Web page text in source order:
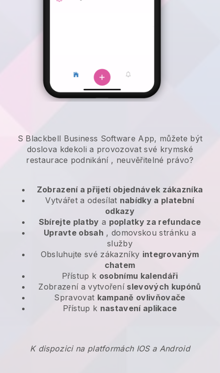
S Blackbell Business Software App, můžete být
doslova kdekoli a provozovat své krymské
restaurace podnikání, neuvěřitelné právo?
Zobrazení a přijetí objednávek zákazníka
Vytvářet a odesílat nabídky a platební
odkazy
Sbírejte platby a poplatky za refundace
Upravte obsah , domovskou stránku a
služby
Obsluhujte své zákazníky integrovaným
chatem
Přístup k osobnímu kalendáři
Zobrazení a vytvoření slevových kupónů
Spravovat kampaně ovlivňovače
Přístup k nastavení aplikace
K dispozici na platformách IOS a Android